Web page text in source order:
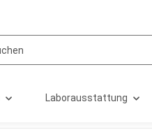
Laborausstattung